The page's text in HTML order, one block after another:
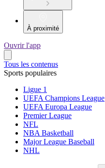
À proximité
Ouvrir l'app
Tous les contenus
Sports populaires
Ligue 1
UEFA Champions League
UEFA Europa League
Premier League
NFL
NBA Basketball
Major League Baseball
NHL